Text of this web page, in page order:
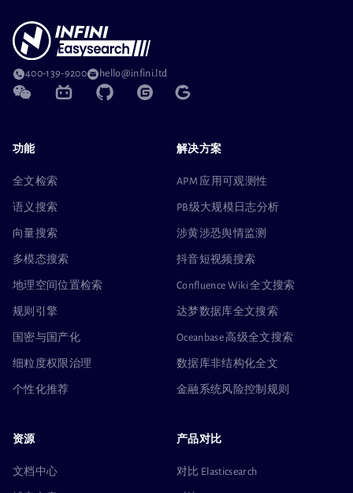
400-139-9200 hello@infini.ltd
功能
全文检索
语义搜索
向量搜索
多模态搜索
地理空间位置检索
规则引擎
国密与国产化
细粒度权限治理
个性化推荐
解决方案
APM 应用可观测性
PB级大规模日志分析
涉黄涉恐舆情监测
抖音短视频搜索
Confluence Wiki 全文搜索
达梦数据库全文搜索
Oceanbase 高级全文搜索
数据库非结构化全文
金融系统风险控制规则
资源
文档中心
产品对比
对比 Elasticsearch